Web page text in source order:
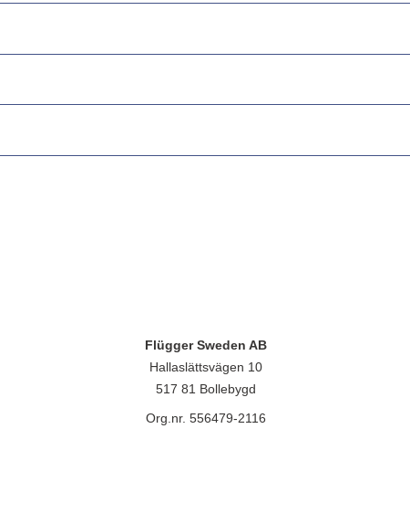
Flügger Sweden AB
Hallaslättsvägen 10
517 81 Bollebygd
Org.nr. 556479-2116